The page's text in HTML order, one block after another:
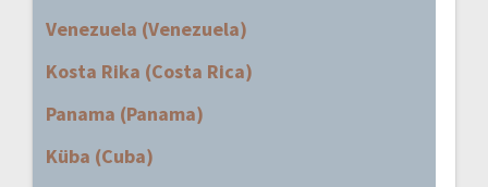
Venezuela (Venezuela)
Kosta Rika (Costa Rica)
Panama (Panama)
Küba (Cuba)